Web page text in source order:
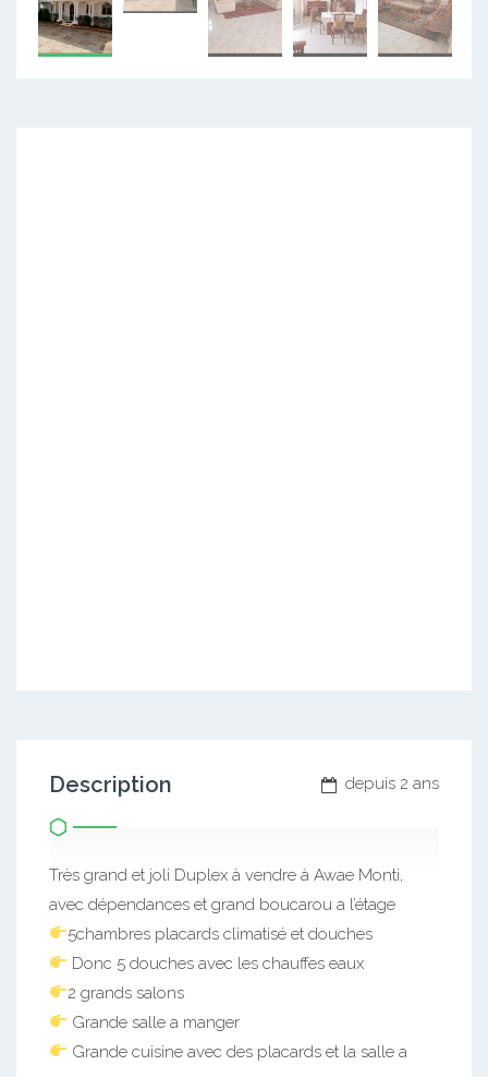
depuis 2 ans
Description
Très grand et joli Duplex à vendre à Awae Monti,
avec dépendances et grand boucarou a l’étage
5chambres placards climatisé et douches
Donc 5 douches avec les chauffes eaux
2 grands salons
Grande salle a manger
Grande cuisine avec des placards et la salle a